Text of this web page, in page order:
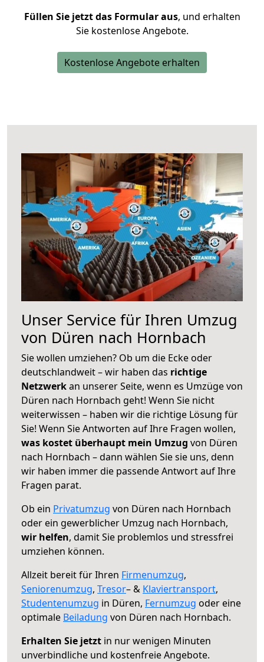
Füllen Sie jetzt das Formular aus, und erhalten
Sie kostenlose Angebote.
Kostenlose Angebote erhalten
Unser Service für Ihren Umzug
von Düren nach Hornbach
Sie wollen umziehen? Ob um die Ecke oder
deutschlandweit – wir haben das richtige
Netzwerkan unserer Seite, wenn es Umzüge von
Düren nach Hornbach geht! Wenn Sie nicht
weiterwissen – haben wir die richtige Lösung für
Sie! Wenn Sie Antworten auf Ihre Fragen wollen,
was kostet überhaupt mein Umzug von Düren
nach Hornbach – dann wählen Sie sie uns, denn
wir haben immer die passende Antwort auf Ihre
Fragen parat.
Ob ein Privatumzug von Düren nach Hornbach
oder ein gewerblicher Umzug nach Hornbach,
wir helfen, damit Sie problemlos und stressfrei
umziehen können.
Allzeit bereit für Ihren Firmenumzug,
Seniorenumzug, Tresor– & Klaviertransport,
Studentenumzug in Düren, Fernumzug oder eine
optimale Beiladung von Düren nach Hornbach.
Erhalten Sie jetzt in nur wenigen Minuten
unverbindliche und kostenfreie Angebote.